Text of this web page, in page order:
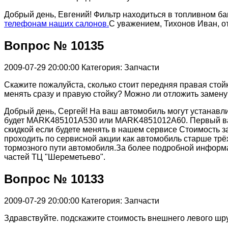
Добрый день, Евгений! Фильтр находиться в топливном
телефонам наших салонов.С уважением, Тихонов Иван,
Вопрос № 10135
2009-07-29 20:00:00 Категория: Запчасти
Скажите пожалуйста, сколько стоит передняя правая
менять сразу и правую стойку? Можно ли отложить
Добрый день, Сергей! На ваш автомобиль могут
будет MARK485101А530 или MARK4851012А60. Первый
скидкой если будете менять в нашем сервисе Стоимость
проходить по сервисной акции как автомобиль старше
тормозного пути автомобиля.За более подробной
частей ТЦ "Шереметьево".
Вопрос № 10133
2009-07-29 20:00:00 Категория: Запчасти
Здравствуйте. подскажите стоимость внешнего левого